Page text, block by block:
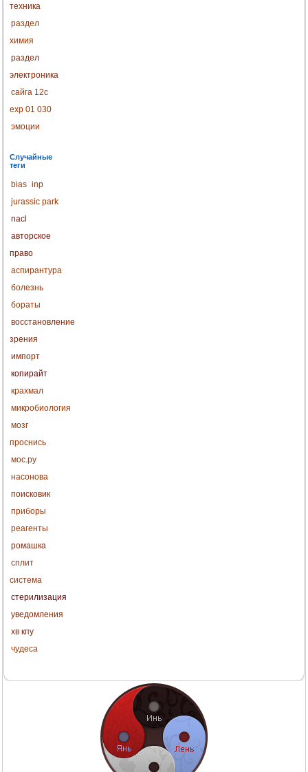
техника
раздел
химия
раздел
электроника
сайга 12с
exp 01 030
эмоции
Случайные
теги
bias inp
jurassic park
nacl
авторское
право
аспирантура
болезнь
бораты
восстановление
зрения
импорт
копирайт
крахмал
микробиология
мозг
проснись
мос.ру
насонова
поисковик
приборы
реагенты
ромашка
сплит
система
стерилизация
уведомления
хв кпу
чудеса